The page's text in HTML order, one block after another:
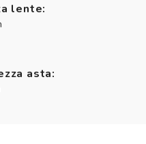
lente:
asta: